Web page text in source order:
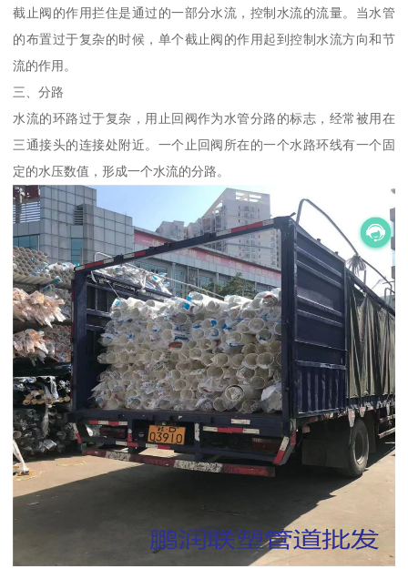
截止阀的作用拦住是通过的一部分水流，控制水流的流量。当水管
的布置过于复杂的时候，单个截止阀的作用起到控制水流方向和节
流的作用。
三、分路
水流的环路过于复杂，用止回阀作为水管分路的标志，经常被用在
三通接头的连接处附近。一个止回阀所在的一个水路环线有一个固
定的水压数值，形成一个水流的分路。